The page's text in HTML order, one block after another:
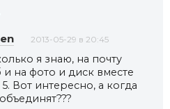
2013-05-29 в 20:45
я знаю, на почту
и на фото и диск вместе
Вот интересно, а когда